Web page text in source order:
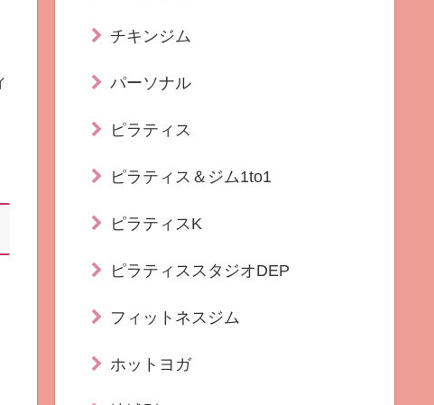
チキンジム
パーソナル
ピラティス
ピラティス＆ジム1to1
ピラティスK
ピラティススタジオDEP
フィットネスジム
ホットヨガ